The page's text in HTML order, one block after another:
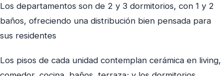
Los departamentos son de 2 y 3 dormitorios, con 1 y 2
baños, ofreciendo una distribución bien pensada para
sus residentes
Los pisos de cada unidad contemplan cerámica en living,